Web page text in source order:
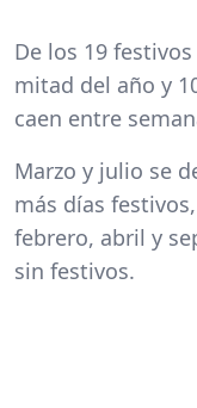
De los 19
mitad del año y
caen entre
Marzo y julio se
más días
febrero, abril y
sin festivos.